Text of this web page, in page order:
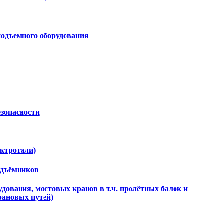
оборудования
мостовых кранов в т.ч. пролётных балок и
путей)